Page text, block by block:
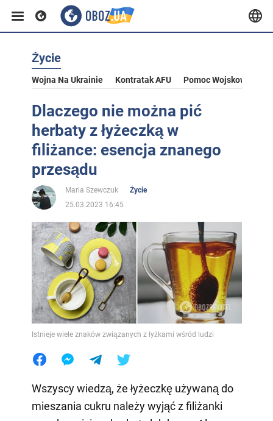
Życie
Wojna Na Ukrainie Kontratak AFU Pomoc Wojskowa Dla
Dlaczego nie można pić
herbaty z łyżeczką w
filiżance: esencja znanego
przesądu
Maria Szewczuk
Życie
25.03.2023 16:45
Istnieje wiele znaków związanych z łyżkami wśród ludzi
Wszyscy wiedzą, że łyżeczkę używaną do
mieszania cukru należy wyjąć z filiżanki